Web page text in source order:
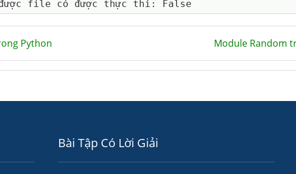
Python Module Random
Bài Tập Có Lời Giải